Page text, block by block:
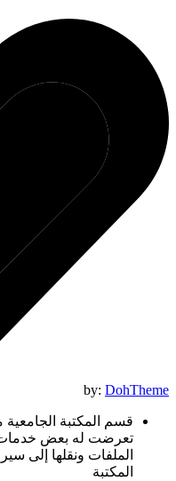
by: DohTheme
قسم المكتبة الجامعية
تعرضت له بعض خدمات
الملفات ونقلها إلى
المكتبة